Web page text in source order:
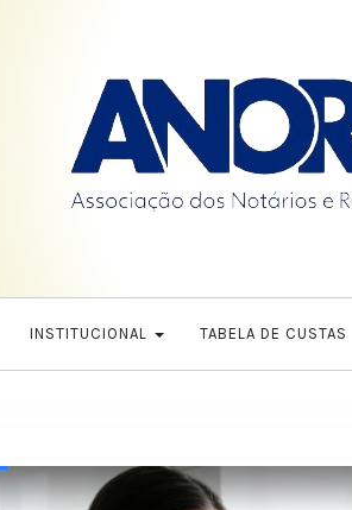
INSTITUCIONAL TABELA DE CUSTAS